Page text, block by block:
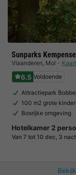
Sunparks
Vlaanderen, Mol Kaart
6.5 Voldoende
Attractiepark
100 m2 grote
Bosrijke omgeving
Hotelkamer 2
Van 7 tot 10 dec, 3